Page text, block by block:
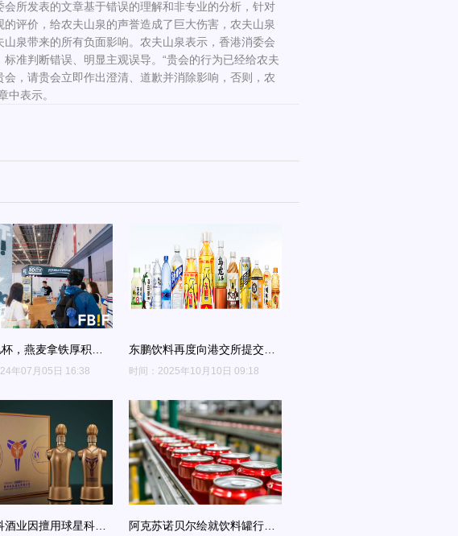
所发表的文章基于错误的理解和非专业的分析，针对
评价，给农夫山泉的声誉造成了巨大伤害，农夫山泉
泉带来的所有负面影响。农夫山泉表示，香港消委会
准判断错误、明显主观误导。“贵会的行为已经给农夫
，请贵会立即作出澄清、道歉并消除影响，否则，农
中表示。
，燕麦拿铁厚积薄
活日常
年07月05日 16:38
东鹏饮料再度向港交所提交上
市申请
时间：2025年10月10日 09:18
酒业因擅用球星科比 阿克苏诺贝尔绘就饮料罐行业